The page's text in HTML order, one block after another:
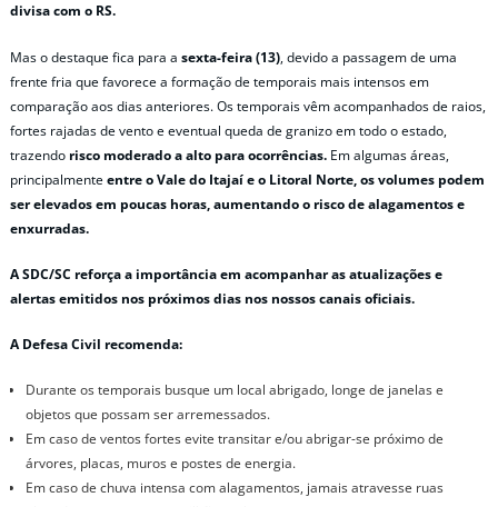
divisa com o RS.
Mas o destaque fica para a sexta-feira (13), devido a passagem de uma
frente fria que favorece a formação de temporais mais intensos em
comparação aos dias anteriores. Os temporais vêm acompanhados de raios,
fortes rajadas de vento e eventual queda de granizo em todo o estado,
trazendo risco moderado a alto para ocorrências. Em algumas áreas,
principalmenteentre o Vale do Itajaí e o Litoral Norte, os volumes podem
ser elevados em poucas horas, aumentando o risco de alagamentos e
enxurradas.
A SDC/SC reforça a importância em acompanhar as atualizações e
alertas emitidos nos próximos dias nos nossos canais oficiais.
A Defesa Civil recomenda:
Durante os temporais busque um local abrigado, longe de janelas e
objetos que possam ser arremessados.
Em caso de ventos fortes evite transitar e/ou abrigar-se próximo de
árvores, placas, muros e postes de energia.
Em caso de chuva intensa com alagamentos, jamais atravesse ruas